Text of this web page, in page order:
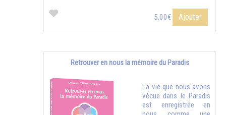
5,00€ Ajouter
Retrouver en nous la mémoire du Paradis
La vie que nous avons
vécue dans le Paradis
est enregistrée en